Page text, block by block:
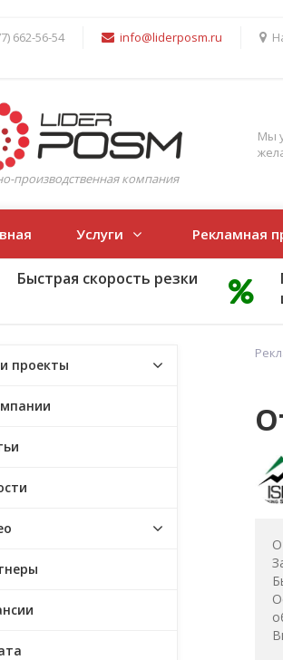
662-56-54 info@liderposm.ru
производственная компания
Мы
Услуги Рекламная
Быстрая скорость резки
проекты